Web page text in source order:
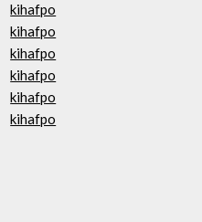
kihafpo
kihafpo
kihafpo
kihafpo
kihafpo
kihafpo